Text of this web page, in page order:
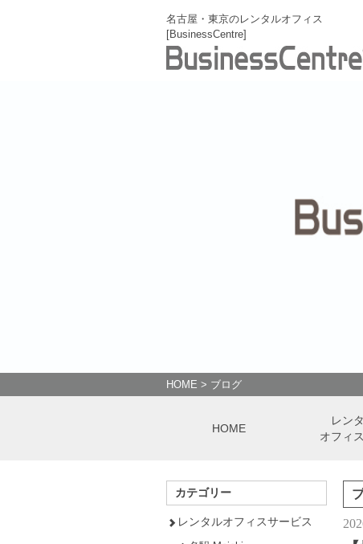
名古屋・東京のレンタルオフィス
[BusinessCentre]
HOME > ブログ
HOME
レン
オフィ
カテゴリー
レンタルオフィスサービス